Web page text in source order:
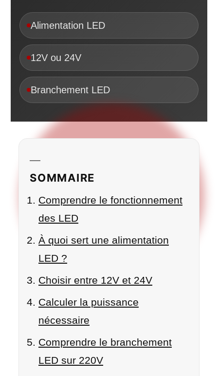
Alimentation LED
12V ou 24V
Branchement LED
SOMMAIRE
Comprendre le fonctionnement
des LED
À quoi sert une alimentation
LED ?
Choisir entre 12V et 24V
Calculer la puissance
nécessaire
Comprendre le branchement
LED sur 220V